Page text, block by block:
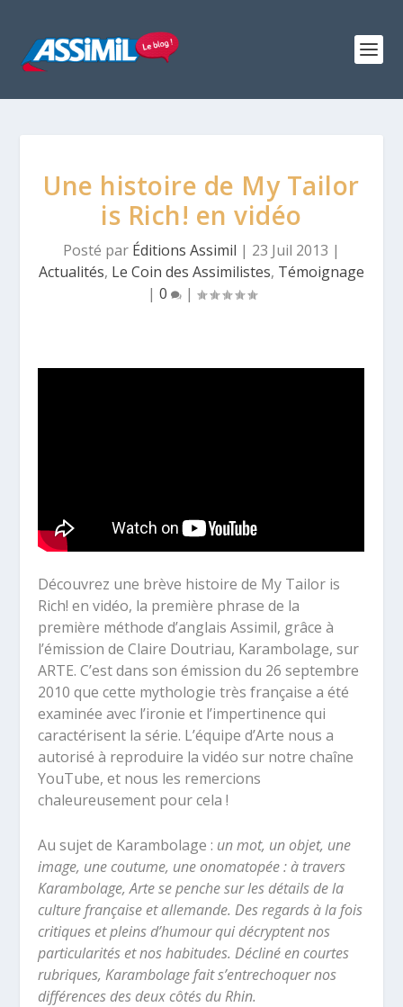
Une histoire de My Tailor
is Rich! en vidéo
Posté par Éditions Assimil | 23 Juil 2013 |
Actualités, Le Coin des Assimilistes, Témoignage
| 0 |
Découvrez une brève histoire de My Tailor is
Rich! en vidéo, la première phrase de la
première méthode d’anglais Assimil, grâce à
l’émission de Claire Doutriau, Karambolage, sur
ARTE.C’est dans son émission du 26 septembre
2010 que cette mythologie très française a été
examinée avec l’ironie et l’impertinence qui
caractérisent la série. L’équipe d’Arte nous a
autorisé à reproduire la vidéo sur notre chaîne
YouTube, et nous les remercions
chaleureusement pour cela !
Au sujet de Karambolage : un mot, un objet, une
image, une coutume, une onomatopée : à travers
Karambolage, Arte se penche sur les détails de la
culture française et allemande. Des regards à la fois
critiques et pleins d’humour qui décryptent nos
particularités et nos habitudes. Décliné en courtes
rubriques, Karambolage fait s’entrechoquer nos
différences des deux côtés du Rhin.